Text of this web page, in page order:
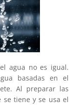
agua no es igual.
basadas en el
Al preparar las
se tiene y se usa el